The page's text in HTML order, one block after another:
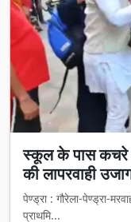
स्कूल के पास कचरे
की लापरवाही
पेण्ड्रा : गौरेला-पेण्ड्रा-
प्राथमि...